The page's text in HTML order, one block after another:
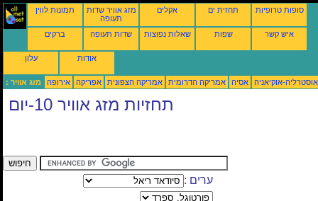
תמונות לווין
מזג אוויר שדות
תעופה
אקלים תחזית ים סופות טרופיות
ברקים שדות תעופה שאלות נפוצות שפות איש קשר
עלון אודות
מזג אוויר : אירופה אפריקה אמריקה הצפונית אמריקה הדרומית אסיה אוסטרליה-אוקיאניה
תחזיות מזג אוויר 10-יום
ערים :